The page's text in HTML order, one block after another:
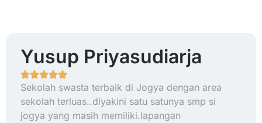
Yusup Priyasudiarja
Sekolah swasta terbaik di Jogya dengan area
sekolah terluas..diyakini satu satunya smp si
jogya yang masih memiliki.lapangan